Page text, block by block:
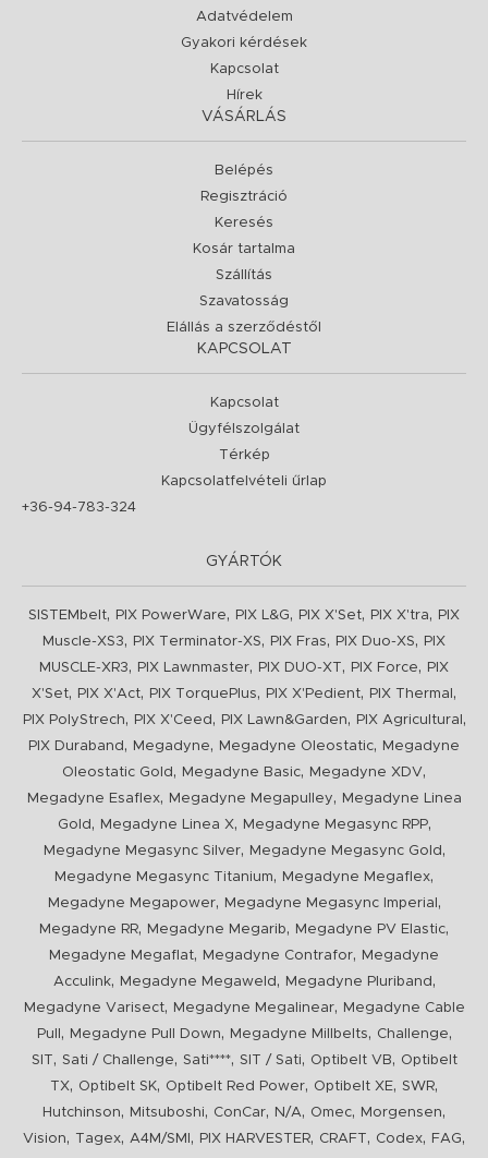
Adatvédelem
Gyakori kérdések
Kapcsolat
Hírek
VÁSÁRLÁS
Belépés
Regisztráció
Keresés
Kosár tartalma
Szállítás
Szavatosság
Elállás a szerződéstől
KAPCSOLAT
Kapcsolat
Ügyfélszolgálat
Térkép
Kapcsolatfelvételi űrlap
+36-94-783-324
GYÁRTÓK
SISTEMbelt, PIX PowerWare, PIX L&G, PIX X'Set, PIX X'tra,
PIX
Muscle-XS3, PIX Terminator-XS, PIX Fras, PIX Duo-XS,
PIX
MUSCLE-XR3, PIX Lawnmaster, PIX DUO-XT , PIX Force,
PIX
X'Set, PIX X'Act, PIX TorquePlus, PIX X'Pedient, PIX Thermal ,
PIX PolyStrech, PIX X'Ceed , PIX Lawn&Garden, PIX Agricultural ,
PIX Duraband , Megadyne, Megadyne Oleostatic,
Megadyne
Oleostatic Gold , Megadyne Basic, Megadyne XDV,
Megadyne Esaflex, Megadyne Megapulley,
Megadyne Linea
Gold , Megadyne Linea X, Megadyne Megasync RPP,
Megadyne Megasync Silver, Megadyne Megasync Gold ,
Megadyne Megasync Titanium, Megadyne Megaflex,
Megadyne Megapower, Megadyne Megasync Imperial ,
Megadyne RR, Megadyne Megarib, Megadyne PV Elastic,
Megadyne Megaflat, Megadyne Contrafor,
Megadyne
Acculink, Megadyne Megaweld , Megadyne Pluriband ,
Megadyne Varisect, Megadyne Megalinear,
Megadyne Cable
Pull
, Megadyne Pull Down, Megadyne Millbelts, Challenge,
SIT , Sati / Challenge, Sati****, SIT / Sati, Optibelt VB, Optibelt
TX, Optibelt SK, Optibelt Red Power, Optibelt XE, SWR,
Hutchinson, Mitsuboshi, ConCar, N/A, Omec, Morgensen,
Vision, Tagex, A4M/SMI , PIX HARVESTER, CRAFT , Codex, FAG,